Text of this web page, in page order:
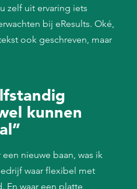
zelf uit ervaring iets
bij eResults. Oké,
ook geschreven, maar
kunnen
nieuwe baan, was ik
waar flexibel met
En waar een platte